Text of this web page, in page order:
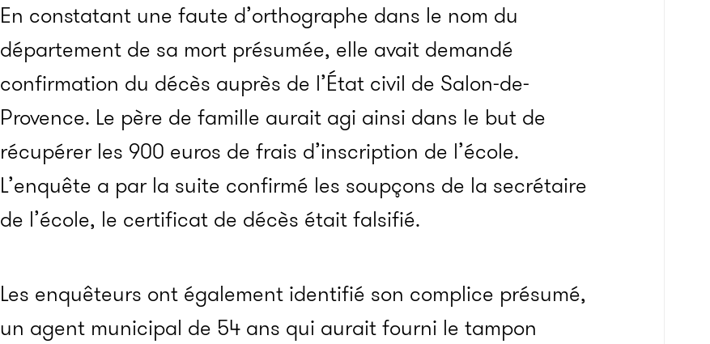
En constatant une faute d’orthographe dans le nom du
département de sa mort présumée, elle avait demandé
confirmation du décès auprès de l’État civil de Salon-de-
Provence. Le père de famille aurait agi ainsi dans le but de
récupérer les 900 euros de frais d’inscription de l’école.
L’enquête a par la suite confirmé les soupçons de la secrétaire
de l’école, le certificat de décès était falsifié.
Les enquêteurs ont également identifié son complice présumé,
un agent municipal de 54 ans qui aurait fourni le tampon